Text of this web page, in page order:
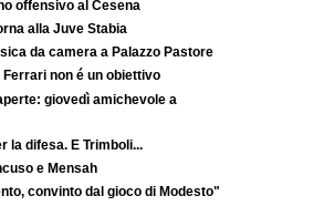
offensivo al Cesena
alla Juve Stabia
da camera a Palazzo Pastore
non é un obiettivo
giovedì amichevole a
la difesa. E Trimboli...
e Mensah
convinto dal gioco di Modesto"